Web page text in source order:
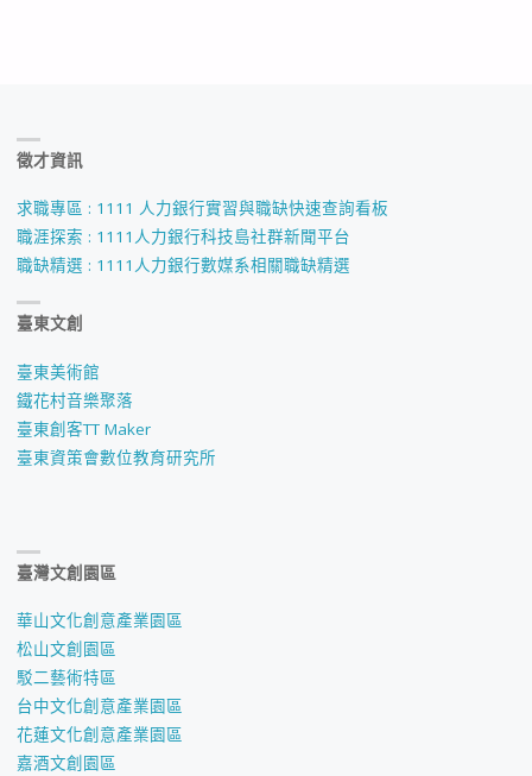
徵才資訊
求職專區 : 1111 人力銀行實習與職缺快速查詢看板
職涯探索 : 1111人力銀行科技島社群新聞平台
職缺精選 : 1111人力銀行數媒系相關職缺精選
臺東文創
臺東美術館
鐵花村音樂聚落
臺東創客TT Maker
臺東資策會數位教育研究所
臺灣文創園區
華山文化創意產業園區
松山文創園區
駁二藝術特區
台中文化創意產業園區
花蓮文化創意產業園區
嘉酒文創園區